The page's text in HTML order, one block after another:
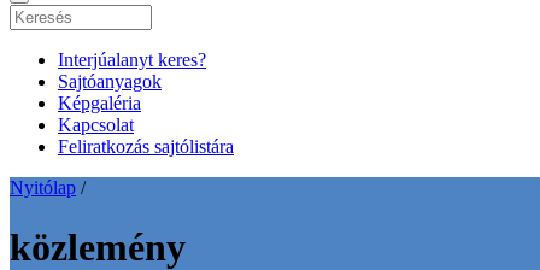
Interjúalanyt keres?
Sajtóanyagok
Képgaléria
Kapcsolat
Feliratkozás sajtólistára
Nyitólap /
közlemény